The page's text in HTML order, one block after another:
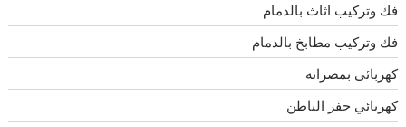
فك وتركيب اثاث بالدمام
فك وتركيب مطابخ بالدمام
كهربائى بمصراته
كهربائي حفر الباطن